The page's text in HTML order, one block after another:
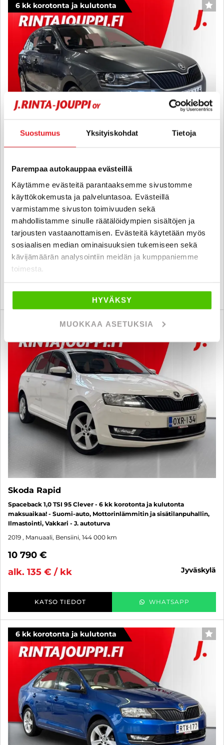
Suostumus Yksityiskohdat Tietoja
Parempaa autokauppaa evästeillä
Käytämme evästeitä parantaaksemme sivustomme
käyttökokemusta ja palveluntasoa. Evästeillä
varmistamme sivuston toimivuuden sekä
mahdollistamme sinulle räätälöidympien sisältöjen ja
tarjousten vastaanottamisen. Evästeitä käytetään myös
sosiaalisen median ominaisuuksien tukemiseen sekä
kävijämäärän analysointiin meidän ja kumppaniemme
toimesta.
HYVÄKSY
MUOKKAA ASETUKSIA
6 kk korotonta ja kulutonta
Skoda Rapid
Spaceback 1,0 TSI 95 Style DSG Autom. - 6 kk korotonta ja
kulutonta maksuaikaa! - Jakohihna juuri vaihdettu! Suomi-auto,
renkaat - J. autoturva
9 490 €
alk. 151 € / kk
porvoo
KATSO TIEDOT WHATSAPP
6 kk korotonta ja kulutonta
Skoda Rapid
Spaceback 1,0 TSI 95 Clever - 6 kk korotonta ja kulutonta
maksuaikaa! - Suomi-auto, Mottorinlämmitin ja sisätilanpuhallin,
Ilmastointi, Vakkari - J. autoturva
2019 , Manuaali, Bensiini, 144 000 km
10 790 €
alk. 135 € / kk
jyväskylä
KATSO TIEDOT WHATSAPP
6 kk korotonta ja kulutonta